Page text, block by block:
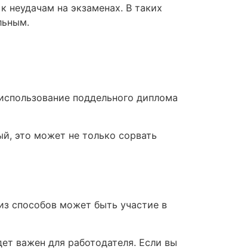
неудачам на экзаменах. В таких
поддельного диплома
это может не только сорвать
способов может быть участие в
важен для работодателя. Если вы